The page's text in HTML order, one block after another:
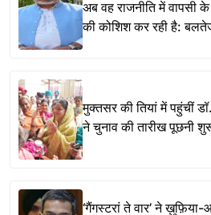
अब वह राजनीति में वापसी
की कोशिश कर रही है:
मुक्तसर की तियां में पहुंचीं
ने चुनाव की तारीख पूछनी
‘गैंगस्टरां ते वार’ ने